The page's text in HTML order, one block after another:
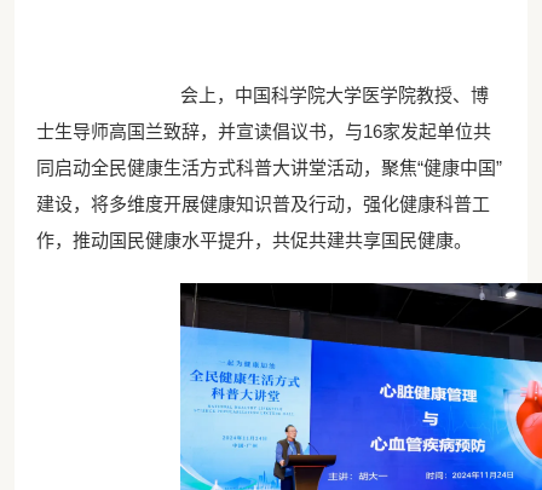
会上，中国科学院大学医学院教授、博
士生导师高国兰致辞，并宣读倡议书，与16家发起单位共
同启动全民健康生活方式科普大讲堂活动，聚焦“健康中国”
建设，将多维度开展健康知识普及行动，强化健康科普工
作，推动国民健康水平提升，共促共建共享国民健康。